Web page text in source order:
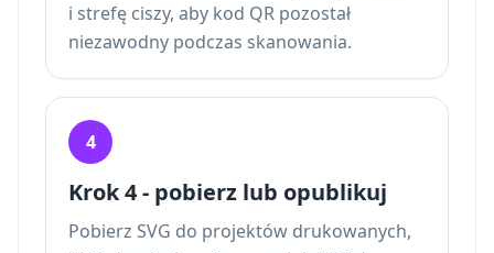
i strefę ciszy, aby kod QR pozostał
niezawodny podczas skanowania.
4
Krok 4 - pobierz lub opublikuj
Pobierz SVG do projektów drukowanych,